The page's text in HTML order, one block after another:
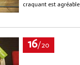
craquant est
16/20